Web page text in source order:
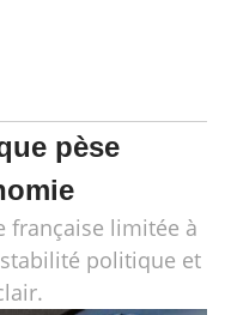
pèse
française limitée à
politique et